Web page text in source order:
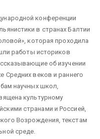
конференции
в странах Балтии
которая проходила
работы историков
об изучении
Средних веков и раннего
научных школ,
культурному
странами и Россией,
Возрождения, текстам
среде.